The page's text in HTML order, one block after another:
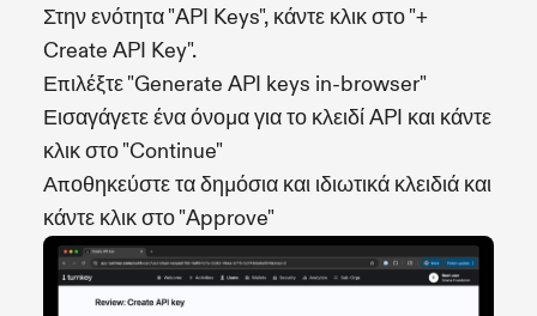
Στην ενότητα "API Keys", κάντε κλικ στο "+
Create API Key".
Επιλέξτε "Generate API keys in-browser"
Εισαγάγετε ένα όνομα για το κλειδί API και κάντε
κλικ στο "Continue"
Αποθηκεύστε τα δημόσια και ιδιωτικά κλειδιά και
κάντε κλικ στο "Approve"